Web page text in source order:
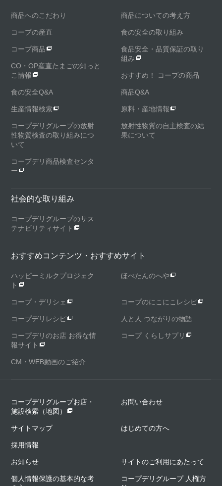
商品へのこだわり 商品についての考え方
コープの産直 食の安全の取り組み
コープ商品
食品安全・品質保証の取り
組み
CO・OP産直たまごの知っと
こ情報
おすすめ！ コープの商品
食の安全Q&A 商品Q&A
生産情報検索 原料・産地情報
コープデリグループの放射
性物質検査の取り組みにつ
いて
放射性物質の自主検査の結
果について
コープデリ商品検査センタ
ー
社会的な取り組み
コープデリグループのサス
テナビリティサイト
おすすめコンテンツ・おすすめサイト
ハッピーミルクプロジェク
ト
ほぺたんのへや
コープ・デリシェ コープのにこにこレシピ
コープデリレシピ 人と人 つながりの物語
コープデリのお店 お得な情
報サイト
コープ くらしサプリ
CM・WEB動画のご紹介
コープデリグループお店・
施設検索（地図）
お問い合わせ
サイトマップ はじめての方へ
採用情報
お知らせ サイトのご利用にあたって
個人情報保護の基本的な考
コープデリグループ 人権方